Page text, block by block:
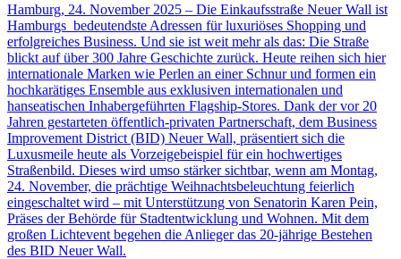
Hamburg, 24. November 2025 – Die Einkaufsstraße Neuer Wall ist
Hamburgs bedeutendste Adressen für luxuriöses Shopping und
erfolgreiches Business. Und sie ist weit mehr als das: Die Straße
blickt auf über 300 Jahre Geschichte zurück. Heute reihen sich hier
internationale Marken wie Perlen an einer Schnur und formen ein
hochkarätiges Ensemble aus exklusiven internationalen und
hanseatischen Inhabergeführten Flagship-Stores. Dank der vor 20
Jahren gestarteten öffentlich-privaten Partnerschaft, dem Business
Improvement District (BID) Neuer Wall, präsentiert sich die
Luxusmeile heute als Vorzeigebeispiel für ein hochwertiges
Straßenbild. Dieses wird umso stärker sichtbar, wenn am Montag,
24. November, die prächtige Weihnachtsbeleuchtung feierlich
eingeschaltet wird – mit Unterstützung von Senatorin Karen Pein,
Präses der Behörde für Stadtentwicklung und Wohnen. Mit dem
großen Lichtevent begehen die Anlieger das 20-jährige Bestehen
des BID Neuer Wall.